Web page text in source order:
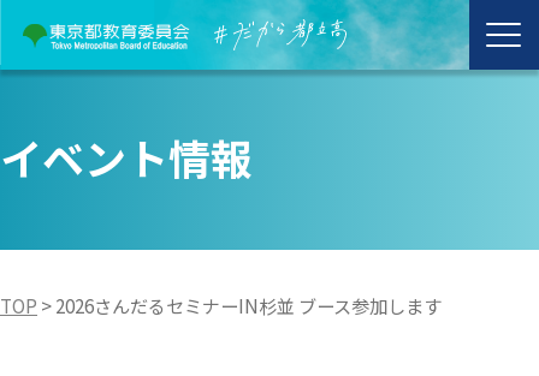
イベント情報
TOP >2026さんだるセミナーIN杉並 ブース参加します